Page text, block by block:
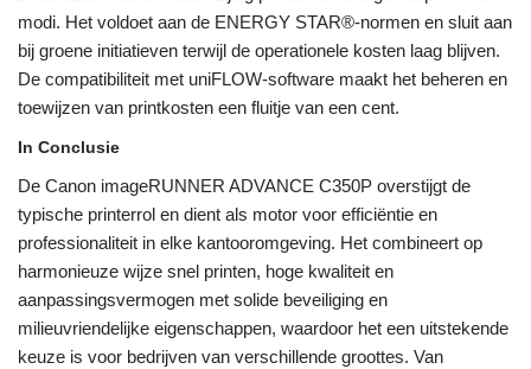
modi. Het voldoet aan de ENERGY STAR®-normen en sluit aan
bij groene initiatieven terwijl de operationele kosten laag blijven.
De compatibiliteit met uniFLOW-software maakt het beheren en
toewijzen van printkosten een fluitje van een cent.
In Conclusie
De Canon imageRUNNER ADVANCE C350P overstijgt de
typische printerrol en dient als motor voor efficiëntie en
professionaliteit in elke kantooromgeving. Het combineert op
harmonieuze wijze snel printen, hoge kwaliteit en
aanpassingsvermogen met solide beveiliging en
milieuvriendelijke eigenschappen, waardoor het een uitstekende
keuze is voor bedrijven van verschillende groottes. Van